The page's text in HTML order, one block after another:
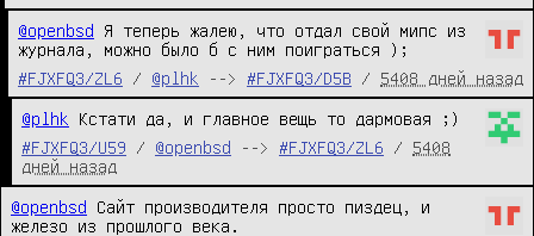
@openbsd Я теперь жалею, что отдал свой мипс из
журнала, можно было б с ним поиграться );
#FJXFQ3/ZL6
/ @plhk --> #FJXFQ3/D5B / 5408 дней назад
@plhk
Кстати да, и главное вещь то дармовая ;)
#FJXFQ3/U59
/ @openbsd --> #FJXFQ3/ZL6 / 5408
дней назад
@openbsd Сайт производителя просто пиздец, и
железо из прошлого века.